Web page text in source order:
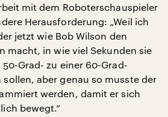
mit dem Roboterschauspieler
Herausforderung: „Weil ich
jetzt wie Bob Wilson den
macht, in wie viel Sekunden sie
Grad- zu einer 60-Grad-
aber genau so musste der
werden, damit er sich
bewegt.“